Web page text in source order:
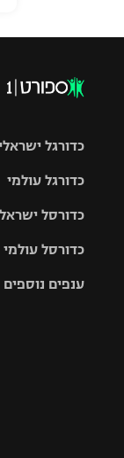
כדורגל
גביע
כדורגל עולמי
האלופות
ליגה
כדורסל
סל
כדורסל עולמי
ענפים נוספים